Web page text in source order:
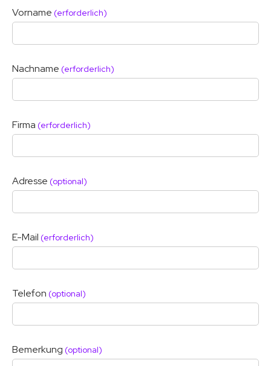
Vorname (erforderlich)
Nachname (erforderlich)
Firma (erforderlich)
Adresse (optional)
E-Mail (erforderlich)
Telefon (optional)
Bemerkung (optional)